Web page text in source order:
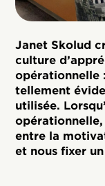
Janet Skolud
culture
opérationnelle
tellement
utilisée.
entre la
et nous fixer